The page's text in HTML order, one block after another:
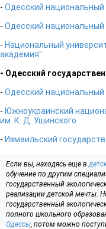
- Одесский национальный
- Одесский национальный
- Национальный
академия"
- Одесский
- Одесский национальный
- Южноукраинский
им. К. Д. Ушинского
- Измаильский
Если вы, находясь еще в
обучение по другим
государственный
реализации детской мечты.
государственный
полного школьного
Одессы , потом можно